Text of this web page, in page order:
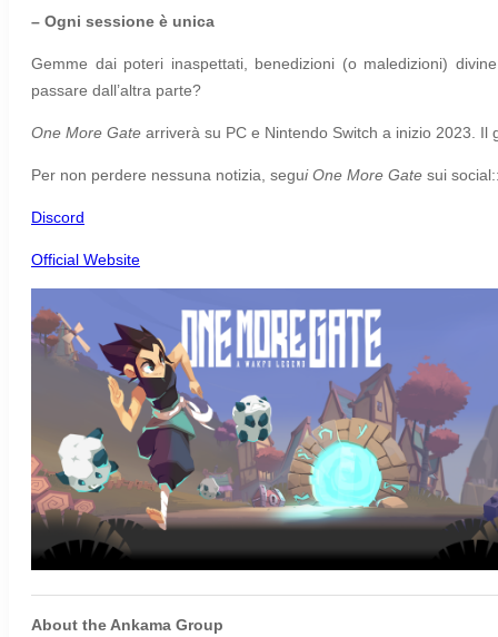
– Ogni sessione è unica
Gemme dai poteri inaspettati, benedizioni (o maledizioni)
passare dall’altra parte?
One More Gate arriverà su PC e Nintendo Switch a inizio 2023. Il
Per non perdere nessuna notizia, segui One More Gate sui
Discord
Official Website
About the Ankama Group